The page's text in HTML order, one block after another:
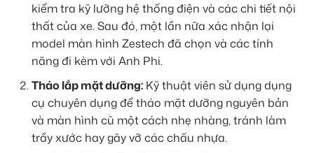
kiểm tra kỹ lưỡng hệ thống điện và các chi tiết nội
thất của xe. Sau đó, một lần nữa xác nhận lại
model màn hình Zestech đã chọn và các tính
năng đi kèm với Anh Phi.
Tháo lắp mặt dưỡng:Kỹ thuật viên sử dụng dụng
cụ chuyên dụng để tháo mặt dưỡng nguyên bản
và màn hình cũ một cách nhẹ nhàng, tránh làm
trầy xước hay gãy vỡ các chấu nhựa.